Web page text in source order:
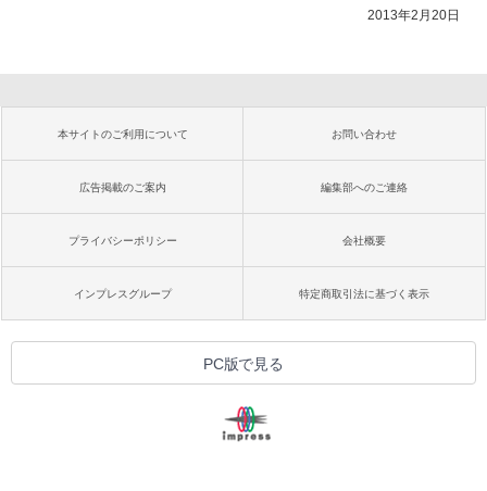
2013年2月20日
本サイトのご利用について お問い合わせ
広告掲載のご案内 編集部へのご連絡
プライバシーポリシー 会社概要
インプレスグループ 特定商取引法に基づく表示
PC版で見る